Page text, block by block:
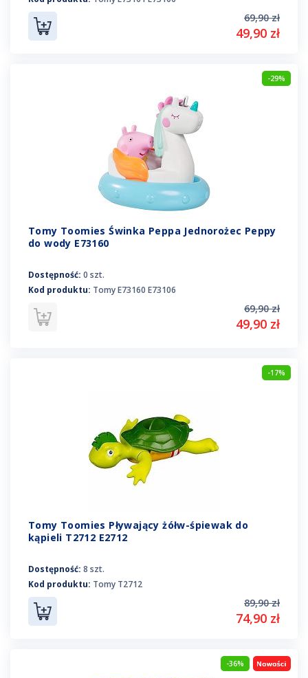
69,90 zł
49,90 zł
-29%
Tomy Toomies Świnka Peppa Jednorożec Peppy
do wody E73160
Dostępność: 0 szt.
Kod produktu: Tomy E73160 E73106
69,90 zł
49,90 zł
-17%
Tomy Toomies Pływający żółw-śpiewak do
kąpieli T2712 E2712
Dostępność: 8 szt.
Kod produktu: Tomy T2712
89,90 zł
74,90 zł
-36%